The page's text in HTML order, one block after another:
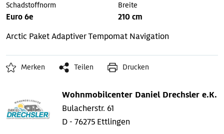
Schadstoffnorm
Euro 6e
Breite
210 cm
Arctic PaketAdaptiver Tempomat Navigation
Merken Teilen Drucken
Wohnmobilcenter Daniel Drechsler e.K.
Bulacherstr. 61
D - 76275 Ettlingen